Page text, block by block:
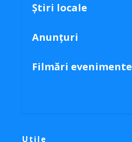
Știri locale
Anunțuri
Filmări evenimente
Utile